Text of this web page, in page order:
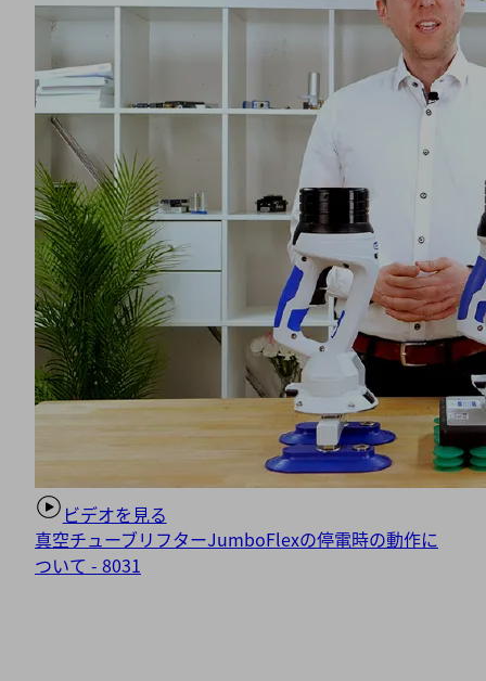
ビデオを見る
真空チューブリフターJumboFlexの停電時の動作に
ついて - 8031